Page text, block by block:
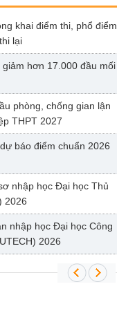
khai điểm thi, phổ điểm
lại
hơn 17.000 đầu mối
phòng, chống gian lận
THPT 2027
báo điểm chuẩn 2026
nhập học Đại học Thủ
2026
nhập học Đại học Công
2026